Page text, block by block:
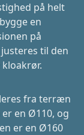
på helt
en
på
til den
fra terræn
en Ø110, og
er en Ø160